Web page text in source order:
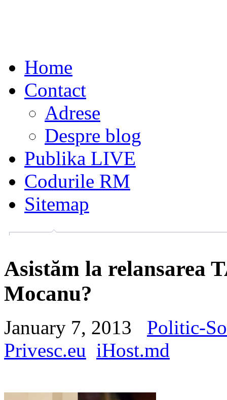
Home
Contact
Adrese
Despre blog
Publika LIVE
Codurile RM
Sitemap
Asistăm la relansarea
Mocanu?
January 7, 2013
Politic-
Privesc.eu iHost.md